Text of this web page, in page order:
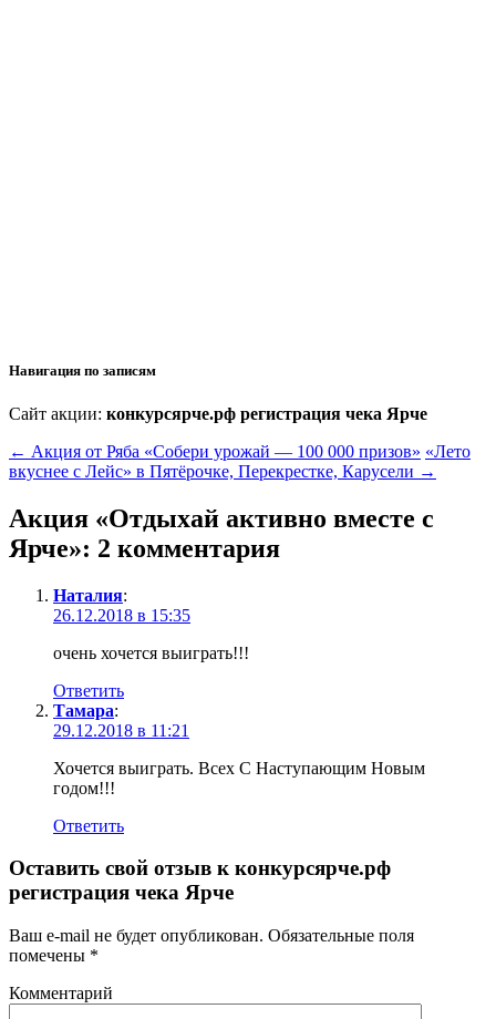
Навигация по записям
Сайт акции: конкурсярче.рф регистрация чека Ярче
← Акция от Ряба «Собери урожай — 100 000 призов» «Лето
вкуснее с Лейс» в Пятёрочке, Перекрестке, Карусели →
Акция «Отдыхай активно вместе с
Ярче»: 2 комментария
Наталия:
26.12.2018 в 15:35
очень хочется выиграть!!!
Ответить
Тамара:
29.12.2018 в 11:21
Хочется выиграть. Всех С Наступающим Новым
годом!!!
Ответить
Оставить свой отзыв к конкурсярче.рф
регистрация чека Ярче
Ваш e-mail не будет опубликован. Обязательные поля
помечены *
Комментарий